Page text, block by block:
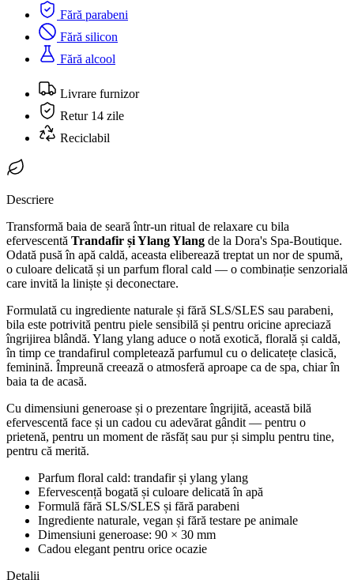
Fără parabeni
Fără silicon
Fără alcool
Livrare furnizor
Retur 14 zile
Reciclabil
Descriere
Transformă baia de seară într-un ritual de relaxare cu bila
efervescentă Trandafir și Ylang Ylang de la Dora's Spa-Boutique.
Odată pusă în apă caldă, aceasta eliberează treptat un nor de spumă,
o culoare delicată și un parfum floral cald — o combinație senzorială
care invită la liniște și deconectare.
Formulată cu ingrediente naturale și fără SLS/SLES sau parabeni,
bila este potrivită pentru piele sensibilă și pentru oricine apreciază
îngrijirea blândă. Ylang ylang aduce o notă exotică, florală și caldă,
în timp ce trandafirul completează parfumul cu o delicatețe clasică,
feminină. Împreună creează o atmosferă aproape ca de spa, chiar în
baia ta de acasă.
Cu dimensiuni generoase și o prezentare îngrijită, această bilă
efervescentă face și un cadou cu adevărat gândit — pentru o
prietenă, pentru un moment de răsfăț sau pur și simplu pentru tine,
pentru că merită.
Parfum floral cald: trandafir și ylang ylang
Efervescență bogată și culoare delicată în apă
Formulă fără SLS/SLES și fără parabeni
Ingrediente naturale, vegan și fără testare pe animale
Dimensiuni generoase: 90 × 30 mm
Cadou elegant pentru orice ocazie
Detalii